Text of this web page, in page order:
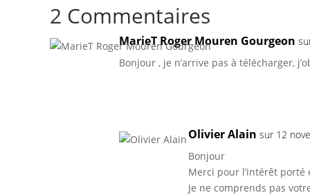
2 Commentaires
MarieT Roger Mouren Gourgeon
Bonjour , je n’arrive pas à télécharger,
Olivier Alain sur 12
Bonjour
Merci pour l’intérêt porté
Je ne comprends pas